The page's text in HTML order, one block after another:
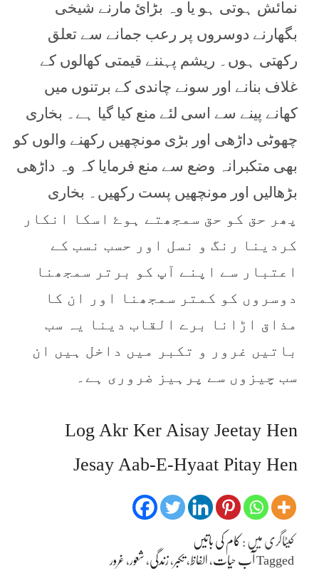
نمائش ہوتی ہو یا وہ بڑائ مارنے شیخی
بگھارنے دوسروں پر رعب جمانے سے تعلق
رکھتی ہوں۔ ریشم پہننے قیمتی کھالوں کے
غلاف بنانے اور سونے چاندی کے برتنوں میں
کھانے پینے سے اسی لئے منع کیا گیا ہے۔ بخاری
چھوٹی داڑھی اور بڑی مونچھیں رکھنے والوں کو
بھی متکبرانہ وضع سے منع فرمایا کہ وہ داڑھی
بڑھالیں اور مونچھیں پست رکھیں۔ بخاری
پھر حق کو حق سمجھتے ہوۓ اسکا انکار
کردینا رنگ و نسل اور حسب نسب کے
اعتبار سے اپنے آپ کو برتر سمجھنا
دوسروں کو کمتر سمجھنا اور ان کا
مذاق اڑانا برے القاب دینا یہ سب
باتیں غرور و تکبر میں داخل ہیں ان
سب چیزوں سے پرہیز ضروری ہے۔
Log Akr Ker Aisay Jeetay Hen
Jesay Aab-E-Hyaat Pitay Hen
کیٹاگری میں : کام کی باتیں
Taggedآب حیات، الفاظ،تکبر ،زندگی، شعور ، غرور